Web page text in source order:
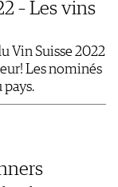
– Les vins
Vin Suisse 2022
Les nominés
pays.